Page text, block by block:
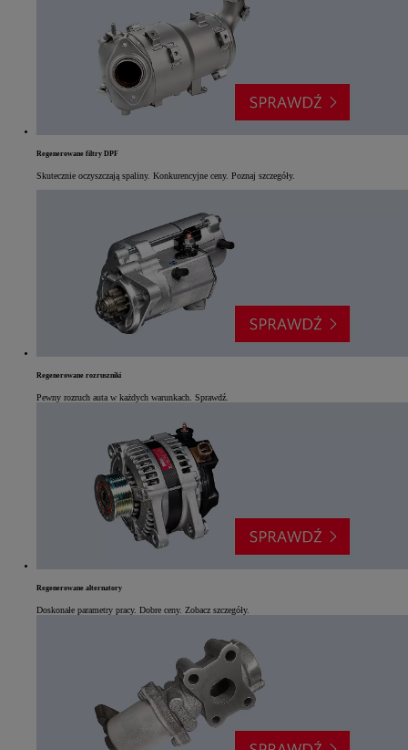
Regenerowane filtry DPF
Skutecznie oczyszczają spaliny. Konkurencyjne ceny. Poznaj szczegóły.
Regenerowane rozruszniki
Pewny rozruch auta w każdych warunkach. Sprawdź.
Regenerowane alternatory
Doskonałe parametry pracy. Dobre ceny. Zobacz szczegóły.